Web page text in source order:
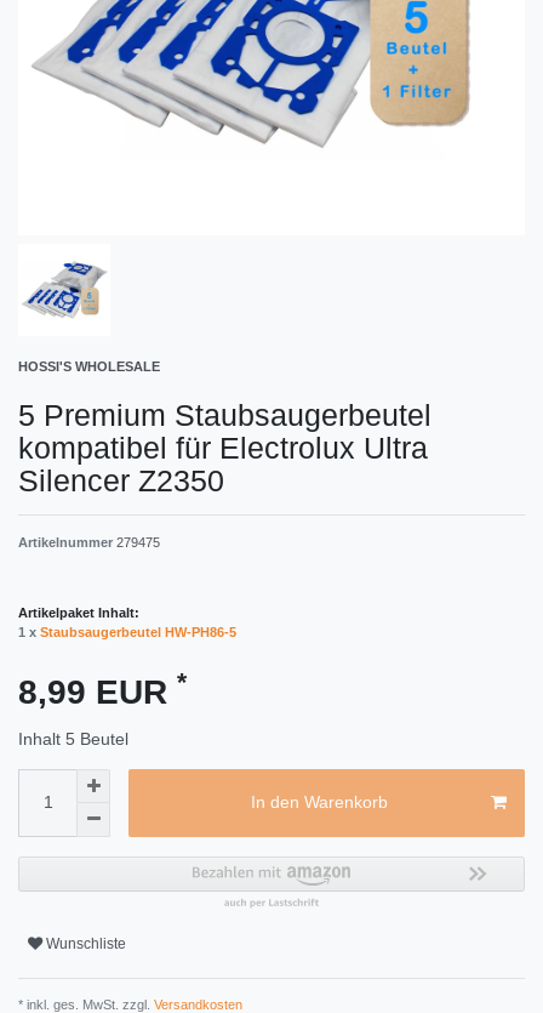
HOSSI'S WHOLESALE
5 Premium Staubsaugerbeutel
kompatibel für Electrolux Ultra
Silencer Z2350
Artikelnummer 279475
Artikelpaket Inhalt:
1 x Staubsaugerbeutel HW-PH86-5
8,99 EUR *
Inhalt 5 Beutel
In den Warenkorb
Wunschliste
* inkl. ges. MwSt. zzgl. Versandkosten